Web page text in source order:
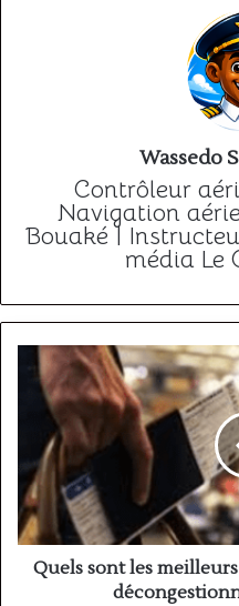
Wassedo
Contrôleur
Navigation
Bouaké |
média Le
Quels
sont
les
meilleurs
moments
pour
utiliser
un
décongestionnant
avant
Quels sont les